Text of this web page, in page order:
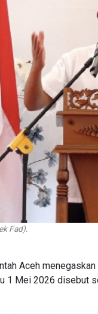
Fad).
Aceh
1 Mei 2026 disebut